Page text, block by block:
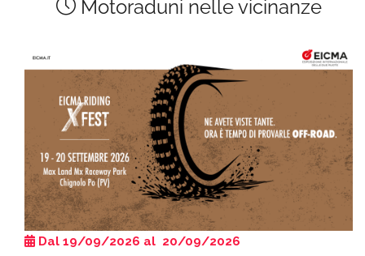
Motoraduni nelle vicinanze
Dal 19/09/2026 al 20/09/2026